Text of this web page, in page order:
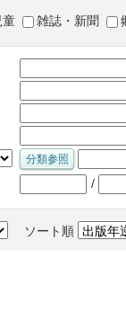
童 雑誌・新聞
/
ソート順